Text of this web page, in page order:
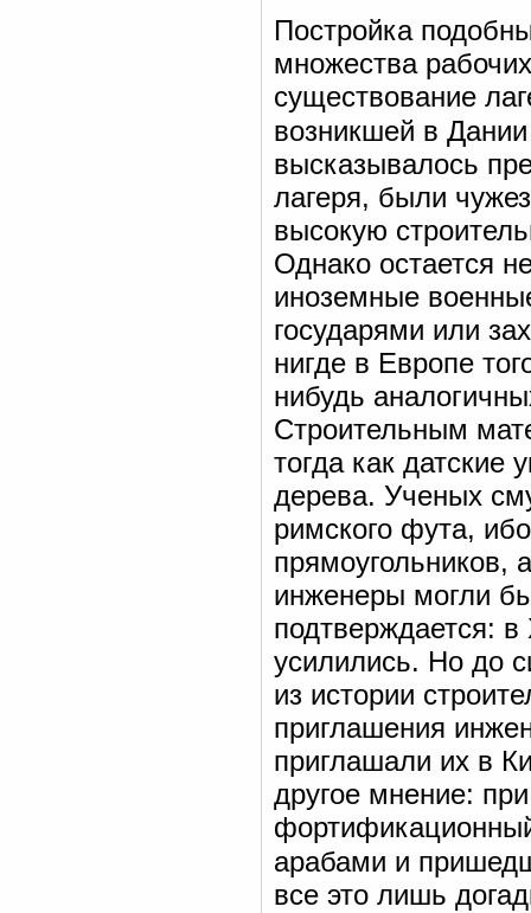
Постройка
множества
существование
возникшей в
высказывалось
лагеря, были
высокую
Однако остается
иноземные
государями или
нигде в Европе
нибудь
Строительным
тогда как датские
дерева. Ученых
римского фута,
прямоугольников,
инженеры могли
подтверждается:
усилились. Но до
из истории
приглашения
приглашали их в
другое мнение:
арабами и
все это лишь